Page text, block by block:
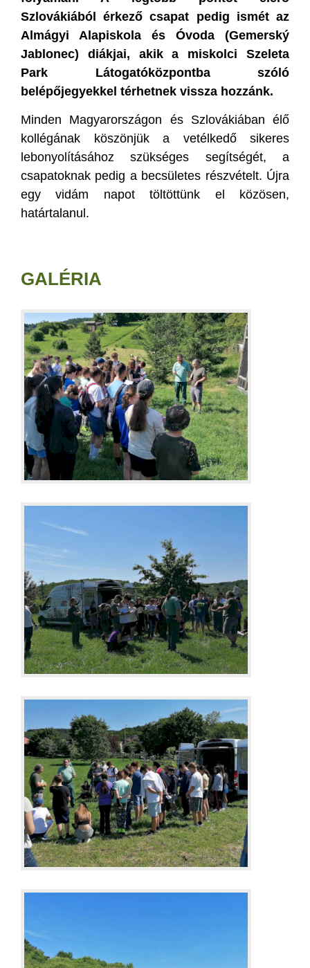
Szlovákiából érkező csapat pedig ismét az
Almágyi Alapiskola és Óvoda (Gemerský
Jablonec) diákjai, akik a miskolci Szeleta
Park Látogatóközpontba szóló
belépőjegyekkel térhetnek vissza hozzánk.
Minden Magyarországon és Szlovákiában élő
kollégának köszönjük a vetélkedő sikeres
lebonyolításához szükséges segítségét, a
csapatoknak pedig a becsületes részvételt. Újra
egy vidám napot töltöttünk el közösen,
határtalanul.
GALÉRIA